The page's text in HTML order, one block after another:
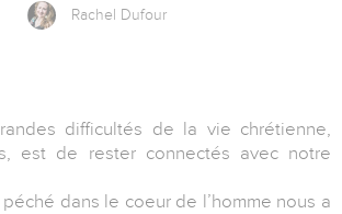
Rachel Dufour
difficultés de la vie chrétienne,
est de rester connectés avec notre
dans le coeur de l’homme nous a